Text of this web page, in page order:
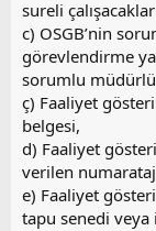
sureli
c) OSGB’nin
görevlendirme
sorumlu
ç) Faaliyet
belgesi,
d) Faaliyet
verilen
e) Faaliyet
tapu senedi veya